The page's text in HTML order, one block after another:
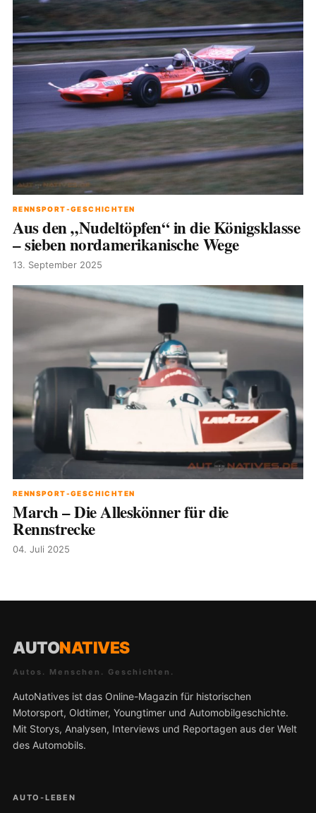
RENNSPORT-GESCHICHTEN
Aus den „Nudeltöpfen“ in die Königsklasse
– sieben nordamerikanische Wege
13. September 2025
RENNSPORT-GESCHICHTEN
March – Die Alleskönner für die
Rennstrecke
04. Juli 2025
AUTONATIVES
Autos. Menschen. Geschichten.
AutoNatives ist das Online-Magazin für historischen
Motorsport, Oldtimer, Youngtimer und Automobilgeschichte.
Mit Storys, Analysen, Interviews und Reportagen aus der Welt
des Automobils.
AUTO-LEBEN